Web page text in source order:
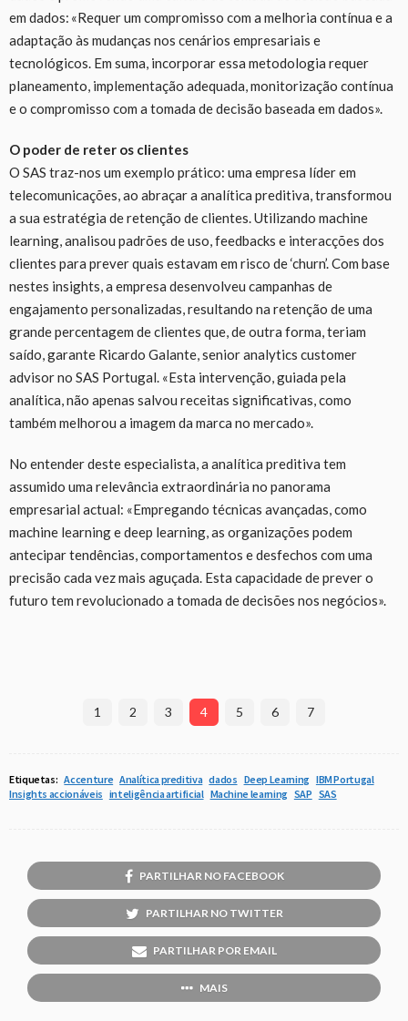
em dados: «Requer um compromisso com a melhoria contínua e a
adaptação às mudanças nos cenários empresariais e
tecnológicos. Em suma, incorporar essa metodologia requer
planeamento, implementação adequada, monitorização contínua
e o compromisso com a tomada de decisão baseada em dados».
O poder de reter os clientes
O SAS traz-nos um exemplo prático: uma empresa líder em
telecomunicações, ao abraçar a analítica preditiva, transformou
a sua estratégia de retenção de clientes. Utilizando machine
learning, analisou padrões de uso, feedbacks e interacções dos
clientes para prever quais estavam em risco de ‘churn’. Com base
nestes insights, a empresa desenvolveu campanhas de
engajamento personalizadas, resultando na retenção de uma
grande percentagem de clientes que, de outra forma, teriam
saído, garante Ricardo Galante, senior analytics customer
advisor no SAS Portugal. «Esta intervenção, guiada pela
analítica, não apenas salvou receitas significativas, como
também melhorou a imagem da marca no mercado».
No entender deste especialista, a analítica preditiva tem
assumido uma relevância extraordinária no panorama
empresarial actual: «Empregando técnicas avançadas, como
machine learning e deep learning, as organizações podem
antecipar tendências, comportamentos e desfechos com uma
precisão cada vez mais aguçada. Esta capacidade de prever o
futuro tem revolucionado a tomada de decisões nos negócios».
1 2 3 4 5 6 7
Etiquetas: Accenture Analítica preditiva dados Deep Learning IBM Portugal
Insights accionáveis inteligência artificial Machine learning SAP SAS
PARTILHAR NO FACEBOOK
PARTILHAR NO TWITTER
PARTILHAR POR EMAIL
MAIS